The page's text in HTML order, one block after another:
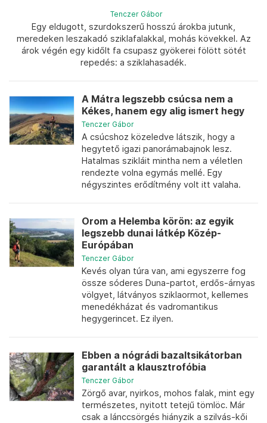
Tenczer Gábor
Egy eldugott, szurdokszerű hosszú árokba jutunk,
meredeken leszakadó sziklafalakkal, mohás kövekkel. Az
árok végén egy kidőlt fa csupasz gyökerei fölött sötét
repedés: a sziklahasadék.
A Mátra legszebb csúcsa nem a
Kékes, hanem egy alig ismert hegy
Tenczer Gábor
A csúcshoz közeledve látszik, hogy a
hegytető igazi panorámabajnok lesz.
Hatalmas szikláit mintha nem a véletlen
rendezte volna egymás mellé. Egy
négyszintes erődítmény volt itt valaha.
Orom a Helemba körön: az egyik
legszebb dunai látkép Közép-
Európában
Tenczer Gábor
Kevés olyan túra van, ami egyszerre fog
össze sóderes Duna-partot, erdős-árnyas
völgyet, látványos sziklaormot, kellemes
menedékházat és vadromantikus
hegygerincet. Ez ilyen.
Ebben a nógrádi bazaltsikátorban
garantált a klausztrofóbia
Tenczer Gábor
Zörgő avar, nyirkos, mohos falak, mint egy
természetes, nyitott tetejű tömlöc. Már
csak a lánccsörgés hiányzik a szilvás-kői